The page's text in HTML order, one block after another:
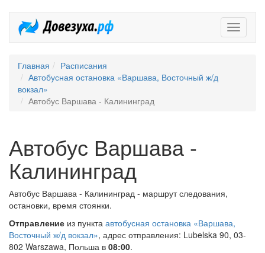
Главная
Расписания
Автобусная остановка «Варшава, Восточный ж/д
вокзал»
Автобус Варшава - Калининград
Автобус Варшава -
Калининград
Автобус Варшава - Калининград - маршрут следования,
остановки, время стоянки.
Отправление из пункта автобусная остановка «Варшава,
Восточный ж/д вокзал», адрес отправления: Lubelska 90, 03-
802 Warszawa, Польша в 08:00.